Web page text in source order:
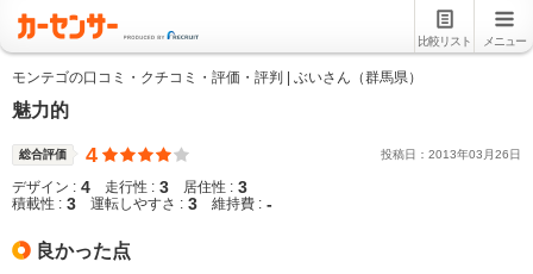
比較リスト メニュー
モンテゴの口コミ・クチコミ・評価・評判 | ぶいさん（群馬県）
魅力的
総合評価 4 投稿日： 2013年03 月26日
デザイン : 4 走行性 : 3 居住性 : 3
積載性 : 3 運転しやすさ : 3 維持費 : -
良かった点